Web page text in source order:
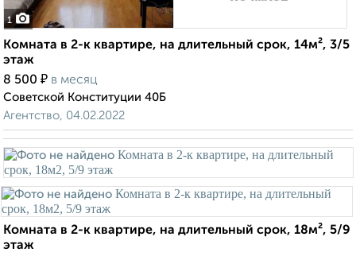
1
Комната в 2-к квартире, на длительный срок, 14м², 3/5
этаж
8 500 ₽ в месяц
Советской Конституции 40Б
Агентство, 04.02.2022
Комната в 2-к квартире, на длительный срок, 18м², 5/9
этаж